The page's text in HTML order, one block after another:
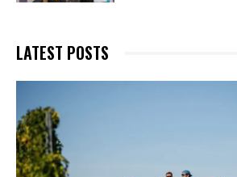
LATEST POSTS